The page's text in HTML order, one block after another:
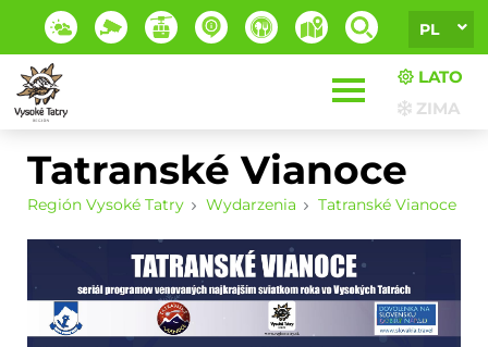
PL
LATO
ZIMA
Tatranské Vianoce
Región Vysoké Tatry Wydarzenia Tatranské Vianoce